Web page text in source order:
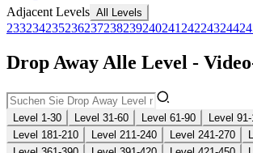
Adjacent Levels All Levels
233234235236237238239240241 242243244
Drop Away Alle Level -
Level 1-30 Level 31-60 Level 61-90 Level
Level 181-210
Level 211-240 Level 241-270